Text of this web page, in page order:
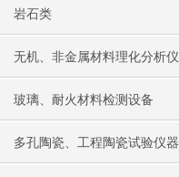
岩石类
无机、非金属材料理化分析仪
玻璃、耐火材料检测设备
多孔陶瓷、工程陶瓷试验仪器